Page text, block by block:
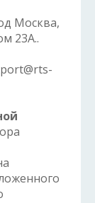
Москва,
23А..